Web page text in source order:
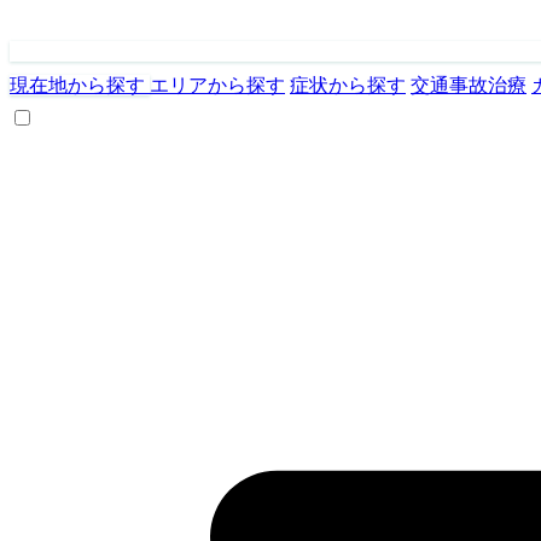
現在地から探す エリアから探す 症状から探す 交通事故治療